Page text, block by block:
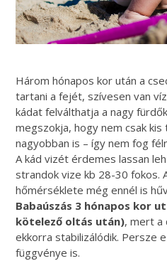
Három hónapos kor után a
tartani a fejét, szívesen van
kádat felválthatja a nagy
megszokja, hogy nem csak
nagyobban is – így nem fog
A kád vizét érdemes lassan
strandok vize kb 28-30 fokos.
hőmérséklete még ennél is
Babaúszás 3 hónapos kor
kötelező oltás után), mert a
ekkorra stabilizálódik. Persze
függvénye is.